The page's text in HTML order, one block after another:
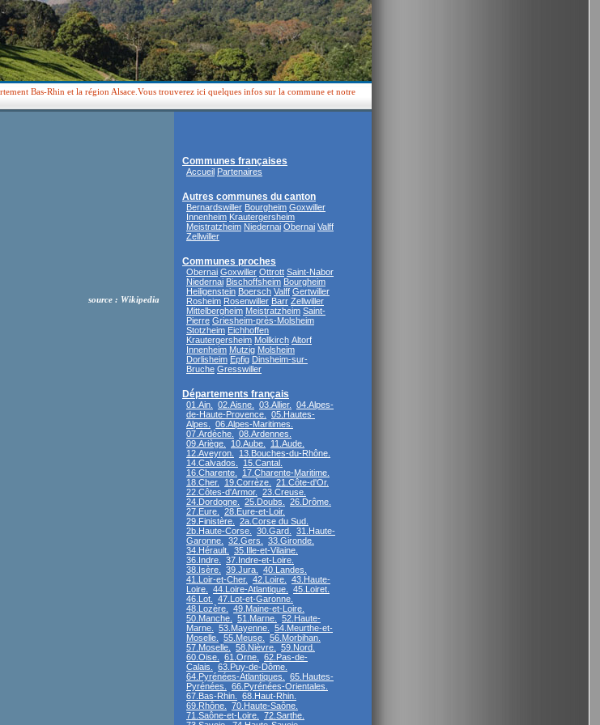
Bas-Rhin et la région Alsace.Vous trouverez ici quelques infos sur la commune et notre
source : Wikipedia
Communes françaises
Accueil Partenaires
Autres communes du canton
Bernardswiller Bourgheim Goxwiller
Innenheim Krautergersheim
Meistratzheim Niedernai Obernai Valff
Zellwiller
Communes proches
Obernai Goxwiller Ottrott Saint-Nabor
Niedernai Bischoffsheim Bourgheim
Heiligenstein Boersch Valff Gertwiller
Rosheim Rosenwiller Barr Zellwiller
Mittelbergheim Meistratzheim Saint-
Pierre Griesheim-près-Molsheim
Stotzheim Eichhoffen
Krautergersheim Mollkirch Altorf
Innenheim Mutzig Molsheim
Dorlisheim Epfig Dinsheim-sur-
Bruche Gresswiller
Départements français
01.Ain. 02.Aisne. 03.Allier.
04.Alpes-
de-Haute-Provence.
05.Hautes-
Alpes.
06.Alpes-Maritimes.
07.Ardèche.
08.Ardennes.
09.Ariège.
10.Aube.
11.Aude.
12.Aveyron.
13.Bouches-du-Rhône.
14.Calvados.
15.Cantal.
16.Charente.
17.Charente-Maritime.
18.Cher.
19.Corrèze.
21.Côte-d'Or.
22.Côtes-d'Armor.
23.Creuse.
24.Dordogne.
25.Doubs.
26.Drôme.
27.Eure.
28.Eure-et-Loir.
29.Finistère.
2a.Corse du Sud.
2b.Haute-Corse.
30.Gard.
31.Haute-
Garonne.
32.Gers.
33.Gironde.
34.Hérault.
35.Ille-et-Vilaine.
36.Indre.
37.Indre-et-Loire.
38.Isère.
39.Jura.
40.Landes.
41.Loir-et-Cher.
42.Loire.
43.Haute-
Loire.
44.Loire-Atlantique.
45.Loiret.
46.Lot.
47.Lot-et-Garonne.
48.Lozère.
49.Maine-et-Loire.
50.Manche.
51.Marne.
52.Haute-
Marne.
53.Mayenne.
54.Meurthe-et-
Moselle.
55.Meuse.
56.Morbihan.
57.Moselle.
58.Nièvre.
59.Nord.
60.Oise.
61.Orne.
62.Pas-de-
Calais.
63.Puy-de-Dôme.
64.Pyrénées-Atlantiques.
65.Hautes-
Pyrénées.
66.Pyrénées-Orientales.
67.Bas-Rhin.
68.Haut-Rhin.
69.Rhône.
70.Haute-Saône.
71.Saône-et-Loire.
72.Sarthe.